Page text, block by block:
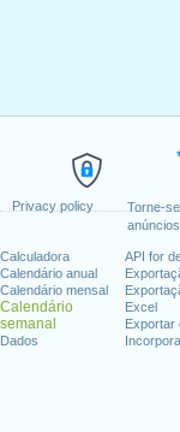
Privacy policy
Torne-
Calculadora
Calendário anual
Calendário mensal
Calendário
semanal
Dados
API for
Excel
Exportar